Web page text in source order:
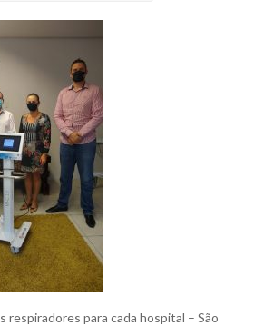
respiradores para cada hospital – São